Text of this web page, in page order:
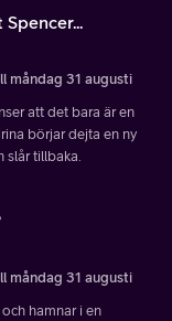
måndag 31 augusti
att det bara är en
börjar dejta en ny
slår tillbaka.
måndag 31 augusti
hamnar i en